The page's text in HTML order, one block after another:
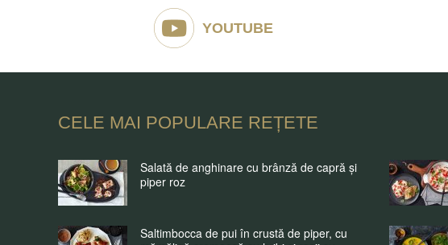
YOUTUBE
CELE MAI POPULARE REȚETE
Salată de anghinare cu brânză de capră și
piper roz
Saltimbocca de pui în crustă de piper, cu